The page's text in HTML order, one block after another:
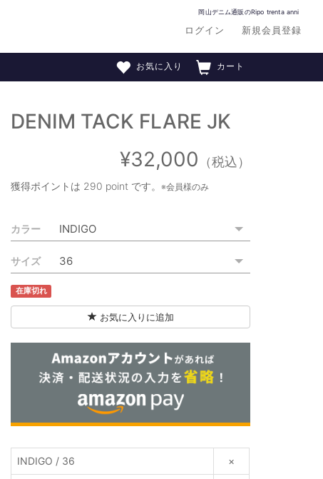
岡山デニム通販のRipo trenta anni
ログイン 新規会員登録
カート
お気に入り
DENIM TACK FLARE JK
¥32,000 （税込）
獲得ポイントは 290 point です。※会員様のみ
カラー
サイズ
在庫切れ
お気に入りに追加
INDIGO / 36 ×